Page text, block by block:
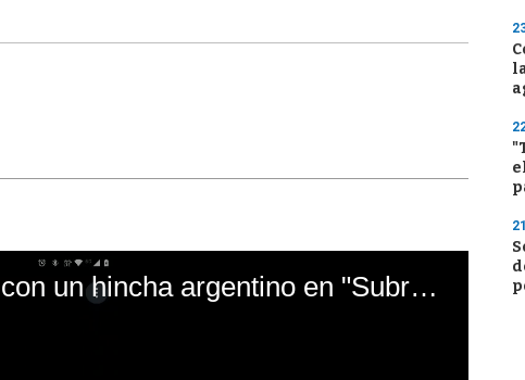
El mal momento de Yanina Gasañol con un hincha argentino en "Subrayado"